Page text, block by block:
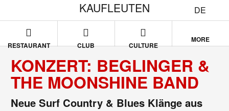
DE
KAUFLEUTEN
RESTAURANT CLUB CULTURE
MORE
KONZERT: BEGLINGER &
THE MOONSHINE BAND
Neue Surf Country & Blues Klänge aus